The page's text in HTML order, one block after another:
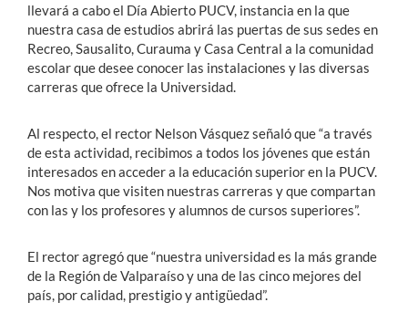
llevará a cabo el Día Abierto PUCV, instancia en la que
nuestra casa de estudios abrirá las puertas de sus sedes en
Recreo, Sausalito, Curauma y Casa Central a la comunidad
escolar que desee conocer las instalaciones y las diversas
carreras que ofrece la Universidad.
Al respecto, el rector Nelson Vásquez señaló que “a través
de esta actividad, recibimos a todos los jóvenes que están
interesados en acceder a la educación superior en la PUCV.
Nos motiva que visiten nuestras carreras y que compartan
con las y los profesores y alumnos de cursos superiores”.
El rector agregó que “nuestra universidad es la más grande
de la Región de Valparaíso y una de las cinco mejores del
país, por calidad, prestigio y antigüedad”.